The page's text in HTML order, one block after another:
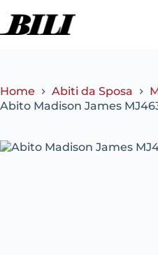
contenuto
Home Abiti da Sposa
Abito Madison James